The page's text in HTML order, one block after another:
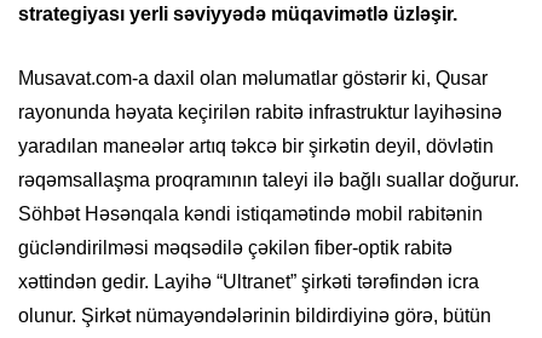
strategiyası yerli səviyyədə müqavimətlə üzləşir.
Musavat.com-a daxil olan məlumatlar göstərir ki, Qusar
rayonunda həyata keçirilən rabitə infrastruktur layihəsinə
yaradılan maneələr artıq təkcə bir şirkətin deyil, dövlətin
rəqəmsallaşma proqramının taleyi ilə bağlı suallar doğurur.
Söhbət Həsənqala kəndi istiqamətində mobil rabitənin
gücləndirilməsi məqsədilə çəkilən fiber-optik rabitə
xəttindən gedir. Layihə “Ultranet” şirkəti tərəfindən icra
olunur. Şirkət nümayəndələrinin bildirdiyinə görə, bütün